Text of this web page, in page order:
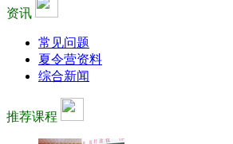
资讯
常见问题
夏令营资料
综合新闻
推荐课程